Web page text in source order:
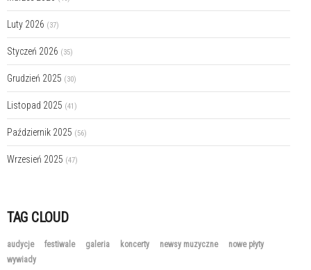
Luty 2026 (37)
Styczeń 2026 (35)
Grudzień 2025 (30)
Listopad 2025 (41)
Październik 2025 (56)
Wrzesień 2025 (47)
TAG CLOUD
audycje festiwale galeria koncerty newsy muzyczne
nowe płyty
wywiady